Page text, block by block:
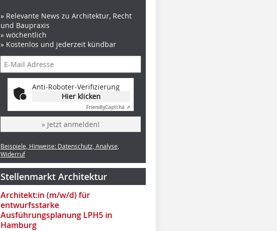
» Relevante News zu Architektur, Recht
und Baupraxis
» wöchentlich
» Kostenlos und jederzeit kündbar
Anti-Roboter-Verifizierung
Hier klicken
FriendlyCaptcha ⇗
» Jetzt anmelden!
Beispiele, Hinweise: Datenschutz, Analyse,
Widerruf
Stellenmarkt Architektur
Architekt:in (m/w/d) für
entwurfsstarke
Ausführungsplanung LPH5 in
Hamburg